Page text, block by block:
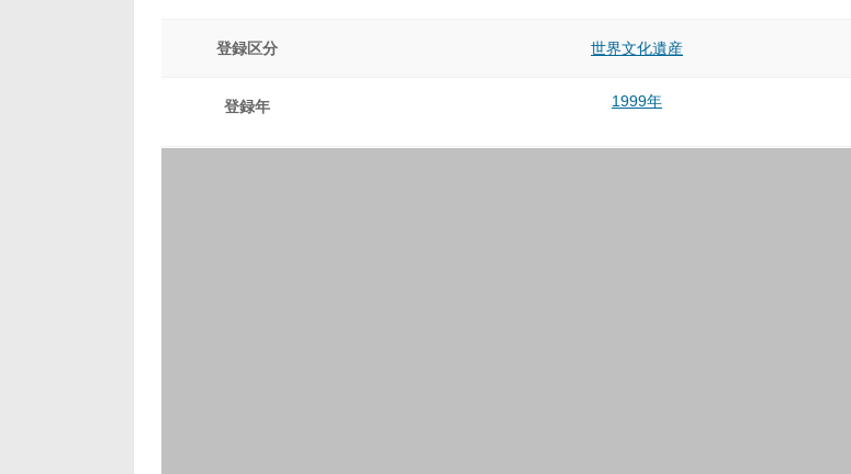
登録区分 世界文化遺産
登録年 1999年